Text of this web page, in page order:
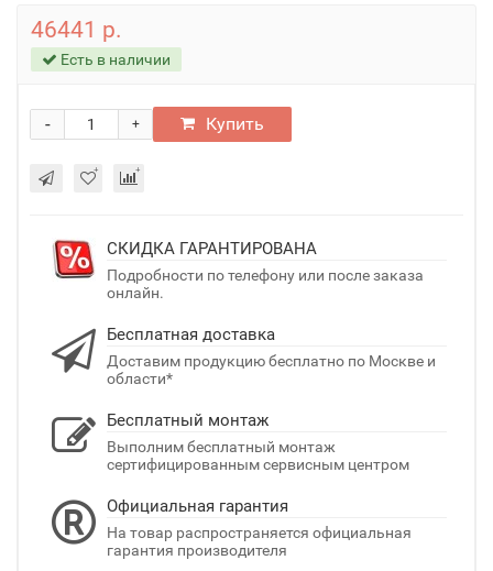
46441 р.
Есть в наличии
+
- Купить
СКИДКА ГАРАНТИРОВАНА
Подробности по телефону или после заказа
онлайн.
Бесплатная доставка
Доставим продукцию бесплатно по Москве и
области*
Бесплатный монтаж
Выполним бесплатный монтаж
сертифицированным сервисным центром
Официальная гарантия
На товар распространяется официальная
гарантия производителя